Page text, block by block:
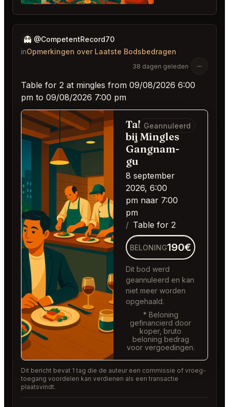
👻 @CompetentRecord70
inOpmerkingen over Laatste Bodsbedragen
38 dagen geleden
Table for 2 at mingles from 09/08/2026 6:00
pm to 09/08/2026 7:00 pm
Table for 2
bij Mingles
Gangnam-
gu
8 september
2026, 6:00
pm naar 7:00
pm
Table for 2
Geannuleerd
BELONING190€
Dit bod werd
geannuleerd en kan
niet meer worden
opgehaald.
* Beloning
gefinancierd door
koper, bruto
beloning bedrag
voor vergoedingen.
Dit bericht bevat 1 tag die de auteur een commissie of vroeg-
toegang voordelen kan verdienen als een transactie
plaatsvindt.